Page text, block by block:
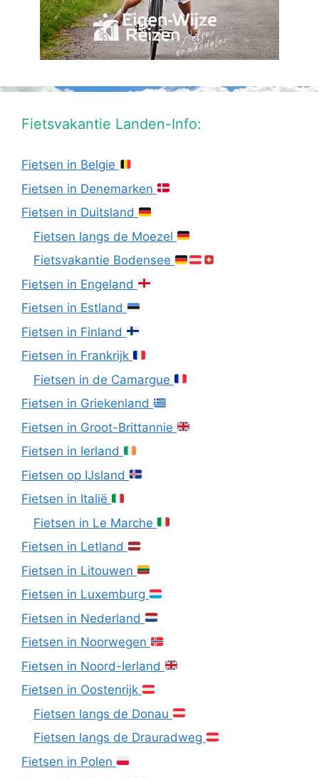
Fietsvakantie Landen-Info:
Fietsen in Belgie
Fietsen in Denemarken
Fietsen in Duitsland
Fietsen langs de Moezel
Fietsvakantie Bodensee
Fietsen in Engeland
Fietsen in Estland
Fietsen in Finland
Fietsen in Frankrijk
Fietsen in de Camargue
Fietsen in Griekenland
Fietsen in Groot-Brittannie
Fietsen in Ierland
Fietsen op IJsland
Fietsen in Italië
Fietsen in Le Marche
Fietsen in Letland
Fietsen in Litouwen
Fietsen in Luxemburg
Fietsen in Nederland
Fietsen in Noorwegen
Fietsen in Noord-Ierland
Fietsen in Oostenrijk
Fietsen langs de Donau
Fietsen langs de Drauradweg
Fietsen in Polen